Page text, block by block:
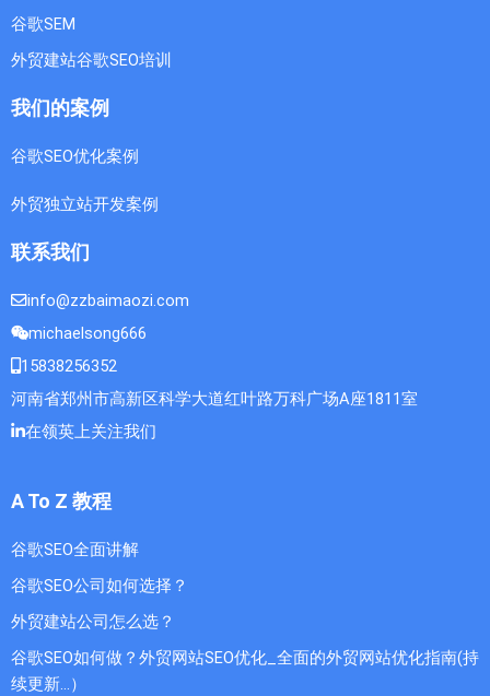
谷歌SEM
外贸建站谷歌SEO培训
我们的案例
谷歌SEO优化案例
外贸独立站开发案例
联系我们
info@zzbaimaozi.com
michaelsong666
15838256352
河南省郑州市高新区科学大道红叶路万科广场A座1811室
在领英上关注我们
A To Z 教程
谷歌SEO全面讲解
谷歌SEO公司如何选择？
外贸建站公司怎么选？
谷歌SEO如何做？外贸网站SEO优化_全面的外贸网站优化指南(持
续更新...）